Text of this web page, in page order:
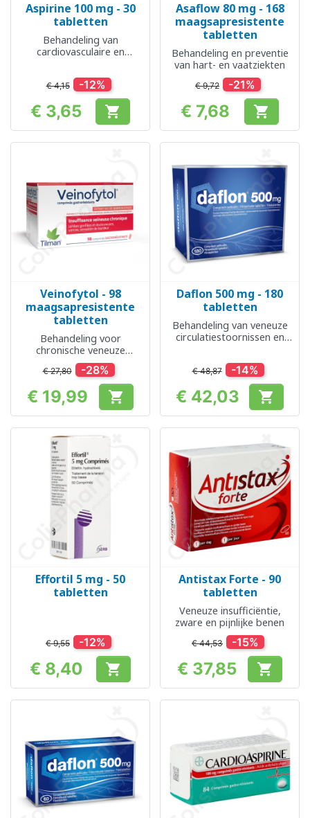
Aspirine 100 mg - 30
tabletten
Behandeling van
cardiovasculaire en
€ 4,15 -12%
Prijs
€ 3,65 
Asaflow 80 mg - 168
maagsapresistente
tabletten
Behandeling en preventie
van hart- en vaatziekten
€ 9,72 -21%
Prijs
€ 7,68 
Veinofytol - 98
maagsapresistente
tabletten
Behandeling voor
chronische veneuze
insufficiëntie
€ 27,80 -28%
Prijs
€ 19,99 
Daflon 500 mg - 180
tabletten
Behandeling van veneuze
circulatiestoornissen en
€ 48,87 -14%
Prijs
€ 42,03 
Effortil 5 mg - 50
tabletten
€ 9,55 -12%
Prijs
€ 8,40 
Antistax Forte - 90
tabletten
Veneuze insufficiëntie,
zware en pijnlijke benen
€ 44,53 -15%
Prijs
€ 37,85 